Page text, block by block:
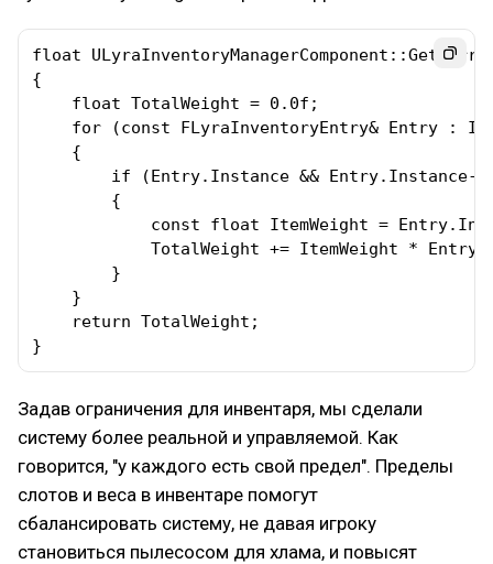
float
{
    float TotalWeight = 0.0f;
for (const FLyraInventoryEntry& Entry :
    {
if (Entry.Instance && Entry.Instance-
        {
const float ItemWeight =
TotalWeight += ItemWeight *
        }
    }
    return TotalWeight;
}
Задав ограничения для инвентаря, мы сделали
систему более реальной и управляемой. Как
говорится, "у каждого есть свой предел". Пределы
слотов и веса в инвентаре помогут
сбалансировать систему, не давая игроку
становиться пылесосом для хлама, и повысят